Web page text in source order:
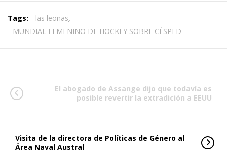
Tags: las leonas,
MUNDIAL FEMENINO DE HOCKEY SOBRE CÉSPED
El abogado de Assange dijo que todavía es
posible revertir la extradición a EEUU
Visita de la directora de Políticas de Género al
Área Naval Austral